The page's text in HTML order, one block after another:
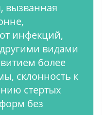
вызванная
инфекций,
видами
более
склонность к
стертых
без